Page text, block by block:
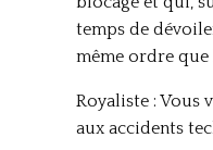
temps de
même ordre
Royaliste : Vous
aux accidents